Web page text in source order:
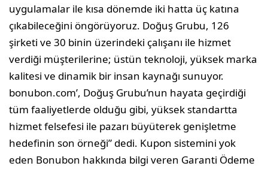
uygulamalar ile kısa dönemde iki hatta üç katına
çıkabileceğini öngörüyoruz. Doğuş Grubu, 126
şirketi ve 30 binin üzerindeki çalışanı ile hizmet
verdiği müşterilerine; üstün teknoloji, yüksek marka
kalitesi ve dinamik bir insan kaynağı sunuyor.
bonubon.com’, Doğuş Grubu’nun hayata geçirdiği
tüm faaliyetlerde olduğu gibi, yüksek standartta
hizmet felsefesi ile pazarı büyüterek genişletme
hedefinin son örneği” dedi. Kupon sistemini yok
eden Bonubon hakkında bilgi veren Garanti Ödeme